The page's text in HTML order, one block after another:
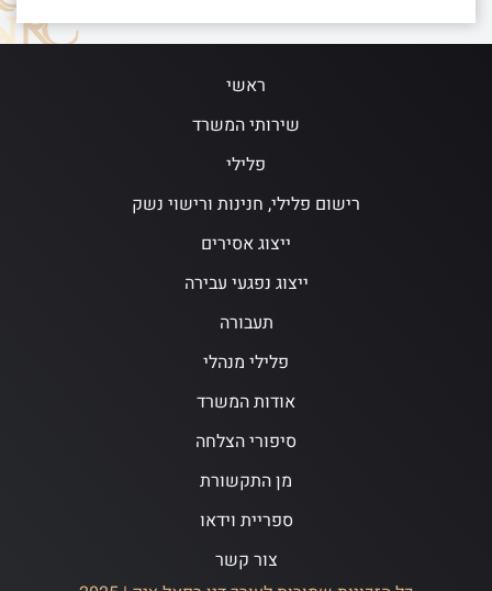
ראשי
שירותי המשרד
פלילי
רישום פלילי, חנינות ורישוי נשק
ייצוג אסירים
ייצוג נפגעי עבירה
תעבורה
פלילי מנהלי
אודות המשרד
סיפורי הצלחה
מן התקשורת
ספריית וידאו
צור קשר